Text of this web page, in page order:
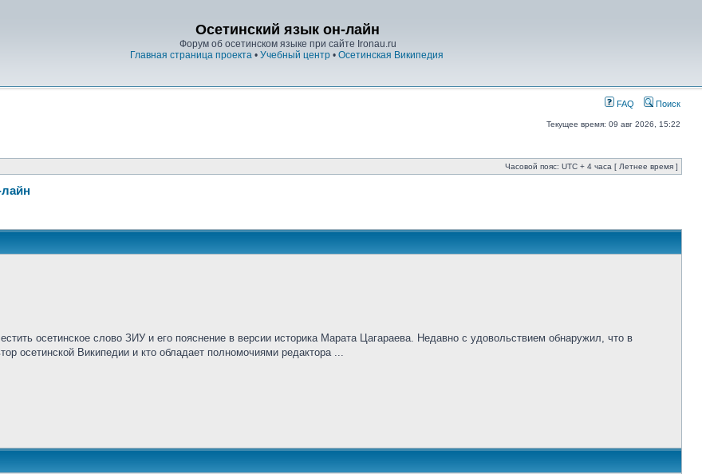
Осетинский язык он-лайн
Форум об осетинском языке при сайте Ironau.ru
Главная страница проекта • Учебный центр • Осетинская Википедия
FAQ Поиск
Текущее время: 09 авг 2026, 15:22
Часовой пояс: UTC + 4 часа [ Летнее время ]
осетинское слово ЗИУ и его пояснение в версии историка Марата Цагараева. Недавно с удовольствием обнаружил, что в
осетинской Википедии и кто обладает полномочиями редактора ...